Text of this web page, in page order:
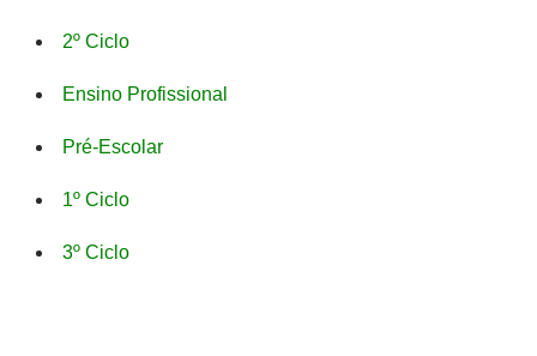
2º Ciclo
Ensino Profissional
Pré-Escolar
1º Ciclo
3º Ciclo